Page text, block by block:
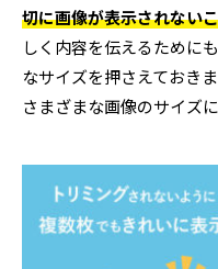
切に画像が表示されない
しく内容を伝えるために
なサイズを押さえておき
さまざまな画像のサイズ